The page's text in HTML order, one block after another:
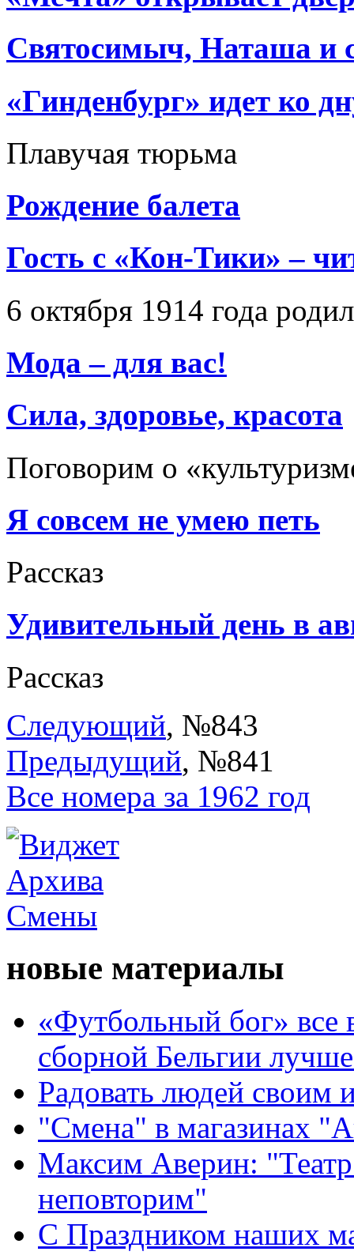
Святосимыч, Наташа и
«Гинденбург» идет ко
Плавучая тюрьма
Рождение балета
Гость с «Кон-Тики» –
6 октября 1914 года
Мода – для вас!
Сила, здоровье, красота
Поговорим о
Я совсем не умею петь
Рассказ
Удивительный день в
Рассказ
Следующий, №843
Предыдущий, №841
Все номера за 1962 год
новые материалы
«Футбольный бог» все
сборной Бельгии
Радовать людей своим
"Смена" в магазинах
Максим Аверин:
неповторим"
С Праздником наших